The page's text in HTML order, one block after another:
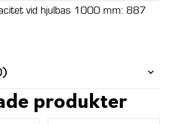
vid hjulbas 1000 mm: 887
produkter